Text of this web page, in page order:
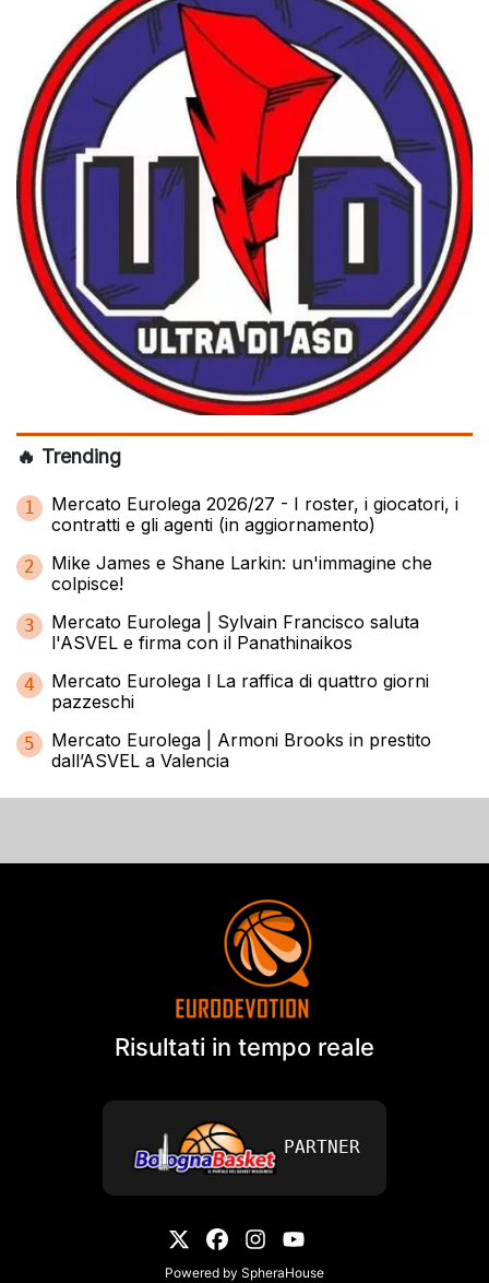
🔥 Trending
1
Mercato Eurolega 2026/27 - I roster, i giocatori, i
contratti e gli agenti (in aggiornamento)
2
Mike James e Shane Larkin: un'immagine che
colpisce!
3
Mercato Eurolega | Sylvain Francisco saluta
l'ASVEL e firma con il Panathinaikos
4
Mercato Eurolega l La raffica di quattro giorni
pazzeschi
5
Mercato Eurolega | Armoni Brooks in prestito
dall’ASVEL a Valencia
Risultati in tempo reale
PARTNER
Powered by SpheraHouse